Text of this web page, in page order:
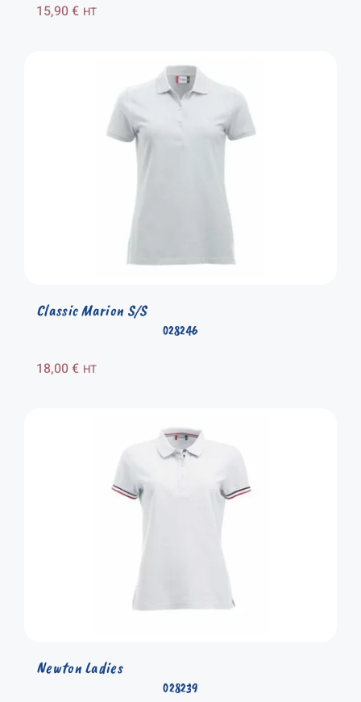
15,90€ HT
028246
Classic Marion S/S
18,00€ HT
028239
Newton Ladies